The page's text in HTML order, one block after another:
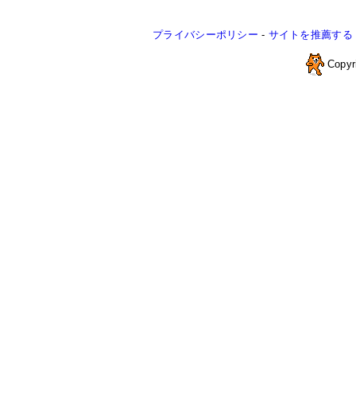
プライバシーポリシー - サイトを推薦する